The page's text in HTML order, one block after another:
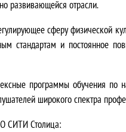
развивающейся отрасли.
сферу физической
стандартам и
программы обучения по
широкого спектра
СИТИ Столица: